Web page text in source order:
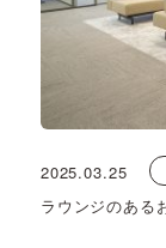
2025.03.25
ラウンジのある